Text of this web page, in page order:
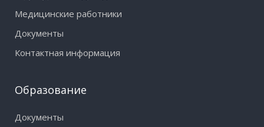
Медицинские работники
Документы
Контактная информация
Образование
Документы